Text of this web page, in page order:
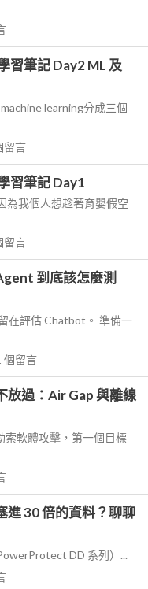
習筆記 Day2 ML 及
learning分成三個
留言
習筆記 Day1
為我個人想趁著育嬰假空
留言
到底該怎麼測
在評估 Chatbot。 準備一
個留言
放過：Air Gap 與離線
索軟體攻擊，第一個目標
進 30 倍的資料？聊聊
DD 系列）...